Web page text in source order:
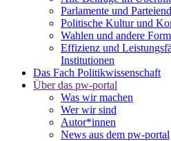
Parlamente und
Politische Kultur und
Wahlen und andere
Effizienz und
Institutionen
Das Fach Politikwissenschaft
Über das pw-portal
Was wir machen
Wer wir sind
Autor*innen
News aus dem pw-portal